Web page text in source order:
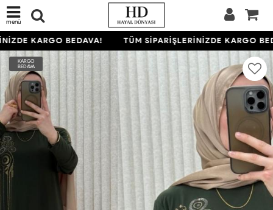
menü
KARGO BEDAVA! TÜM SİPARİŞLERİNİZDE KARGO
KARGO
BEDAVA